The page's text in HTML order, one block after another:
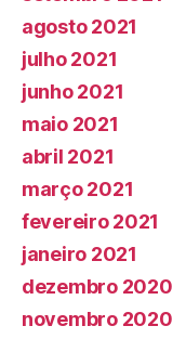
agosto 2021
julho 2021
junho 2021
maio 2021
abril 2021
março 2021
fevereiro 2021
janeiro 2021
dezembro 2020
novembro 2020